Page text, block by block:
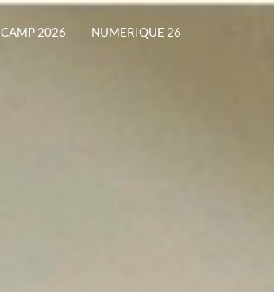
CAMP 2026 NUMERIQUE 26